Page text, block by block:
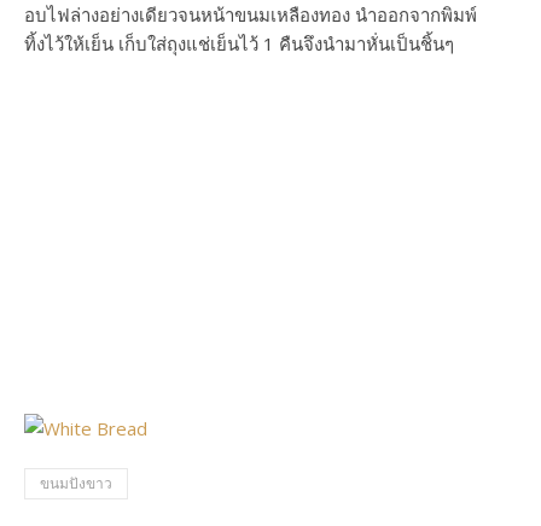
อบไฟล่างอย่างเดียวจนหน้าขนมเหลืองทอง นำออกจากพิมพ์
ทิ้งไว้ให้เย็น เก็บใส่ถุงแช่เย็นไว้ 1 คืนจึงนำมาหั่นเป็นชิ้นๆ
ขนมปังขาว